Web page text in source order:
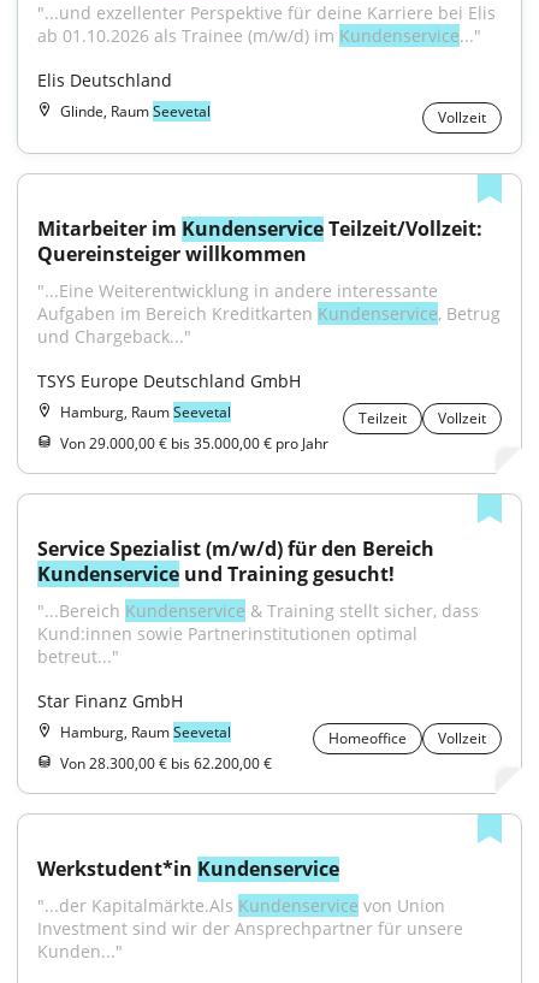
"...und exzellenter Perspektive für deine Karriere bei Elis
ab 01.10.2026 als Trainee (m/w/d) im Kundenservice..."
Elis Deutschland
Glinde, RaumSeevetal Vollzeit
Mitarbeiter im Kundenservice Teilzeit/Vollzeit:
Quereinsteiger willkommen
"...Eine Weiterentwicklung in andere interessante
Aufgaben im Bereich Kreditkarten Kundenservice, Betrug
und Chargeback..."
TSYS Europe Deutschland GmbH
Hamburg, RaumSeevetal Teilzeit
Vollzeit
Von 29.000,00 € bis 35.000,00 € pro Jahr
Kundenservice und Training gesucht!
"...Bereich Kundenservice & Training stellt sicher, dass
Kund:innen sowie Partnerinstitutionen optimal
betreut..."
Star Finanz GmbH
Hamburg, RaumSeevetal Homeoffice
Vollzeit
Von 28.300,00 € bis 62.200,00 €
Werkstudent*in Kundenservice
"...der Kapitalmärkte.Als Kundenservice von Union
Investment sind wir der Ansprechpartner für unsere
Kunden..."